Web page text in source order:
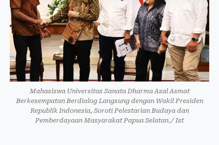
Mahasiswa Universitas Sanata Dharma Asal Asmat
Berkesempatan Berdialog Langsung dengan Wakil Presiden
Republik Indonesia, Soroti Pelestarian Budaya dan
Pemberdayaan Masyarakat Papua Selatan./ Ist